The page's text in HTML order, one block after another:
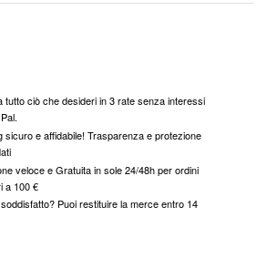
tutto ciò che desideri in 3 rate senza interessi
sicuro e affidabile! Trasparenza e protezione
veloce e Gratuita in sole 24/48h per ordini
a 100 €
Puoi restituire la merce entro 14